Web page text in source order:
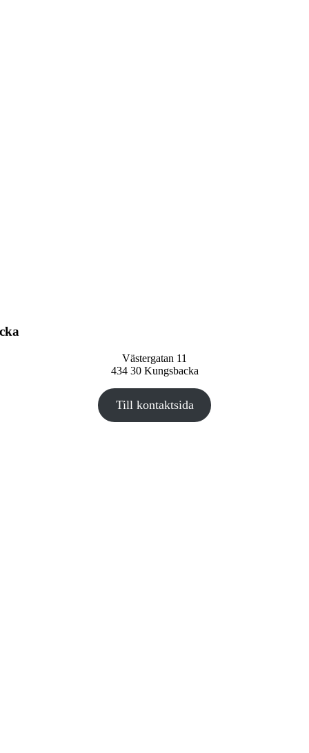
Västergatan 11
434 30 Kungsbacka
Till kontaktsida